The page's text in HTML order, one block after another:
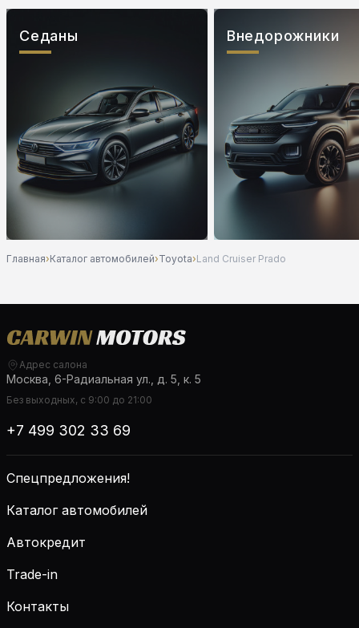
Седаны Внедорожники
Главная›Каталог автомобилей›Toyota›Land Cruiser Prado
Адрес салона
Москва, 6-Радиальная ул., д. 5, к. 5
Без выходных, с 9:00 до 21:00
+7 499 302 33 69
Спецпредложения!
Каталог автомобилей
Автокредит
Trade-in
Контакты